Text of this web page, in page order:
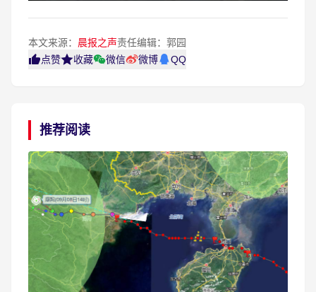
本文来源： 晨报之声责任编辑：郭园
点赞
收藏 微信 微博 QQ
推荐阅读